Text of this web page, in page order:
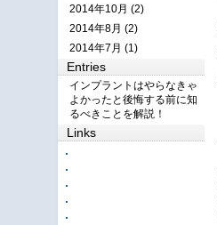
2014年10月 (2)
2014年8月 (2)
2014年7月 (1)
Entries
インプラントはやらなきゃ
よかったと後悔する前に知
るべきことを解説！
Links